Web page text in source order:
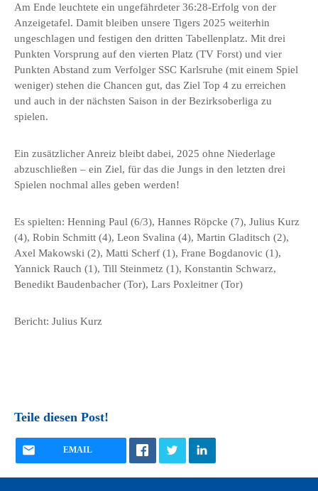
Am Ende leuchtete ein ungefährdeter 36:28-Erfolg von der
Anzeigetafel. Damit bleiben unsere Tigers 2025 weiterhin
ungeschlagen und festigen den dritten Tabellenplatz. Mit drei
Punkten Vorsprung auf den vierten Platz (TV Forst) und vier
Punkten Abstand zum Verfolger SSC Karlsruhe (mit einem Spiel
weniger) stehen die Chancen gut, das Ziel Top 4 zu erreichen
und auch in der nächsten Saison in der Bezirksoberliga zu
spielen.
Ein zusätzlicher Anreiz bleibt dabei, 2025 ohne Niederlage
abzuschließen – ein Ziel, für das die Jungs in den letzten drei
Spielen nochmal alles geben werden!
Es spielten: Henning Paul (6/3), Hannes Röpcke (7), Julius Kurz
(4), Robin Schmitt (4), Leon Svalina (4), Martin Gladitsch (2),
Axel Makowski (2), Matti Scherf (1), Frane Bogdanovic (1),
Yannick Rauch (1), Till Steinmetz (1), Konstantin Schwarz,
Benedikt Baudenbacher (Tor), Lars Poxleitner (Tor)
Bericht: Julius Kurz
Teile diesen Post!
EMAIL